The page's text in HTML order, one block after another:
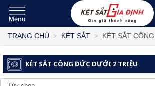
TRANG CHỦ KÉT SẮT KÉT SẮT
KÉT SẮT CÔNG ĐỨC DƯỚI 2 TRIỆU